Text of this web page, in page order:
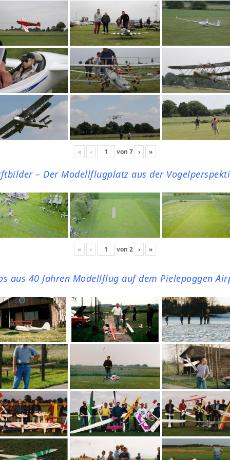
« ‹ von 7 › »
– Der Modellflugplatz aus der
« ‹ von 2 › »
aus 40 Jahren Modellflug auf dem Pielepoggen